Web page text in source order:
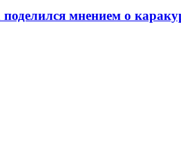
мнением о